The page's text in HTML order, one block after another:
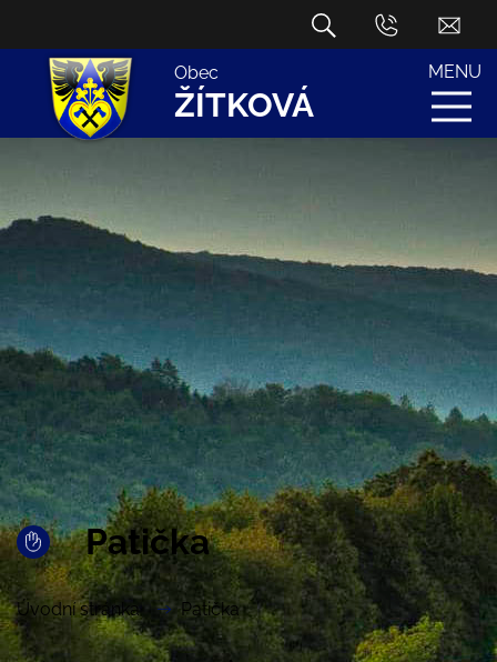
Obec
ŽÍTKOVÁ
MENU
Patička
Úvodní stránka Patička